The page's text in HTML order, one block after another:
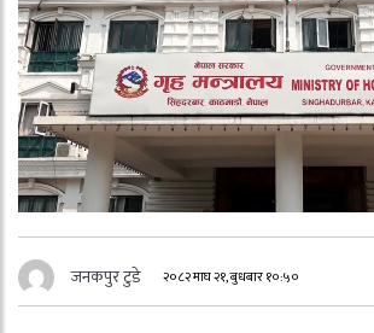
जनकपुर टुडे २०८२ माघ २१, बुधबार १०:५०